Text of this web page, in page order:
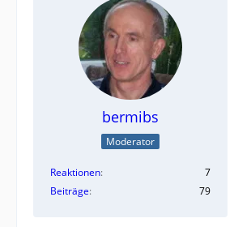
bermibs
Moderator
Reaktionen
7
Beiträge
79